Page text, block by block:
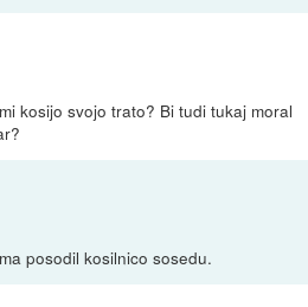
kosijo svojo trato? Bi tudi tukaj moral
posodil kosilnico sosedu.